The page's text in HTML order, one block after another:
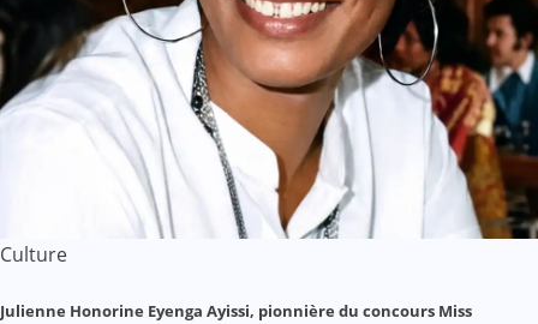
Culture
Julienne Honorine Eyenga Ayissi, pionnière du concours Miss